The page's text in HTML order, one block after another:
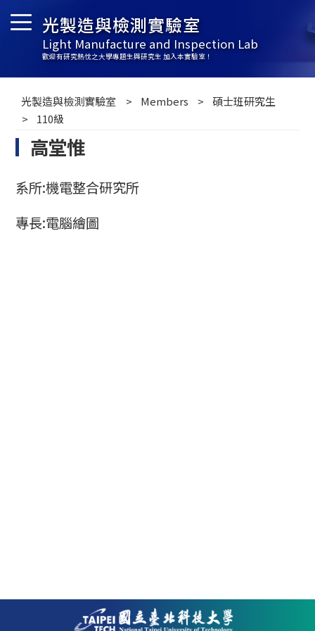
光製造與檢測實驗室
Light Manufacture and Inspection Lab
歡迎有研究熱忱之大學專題生與研究生 加入本實驗室！
光製造與檢測實驗室 Members
碩士班研究生
110級
高堂惟
系所:機電整合研究所
專長:電腦繪圖